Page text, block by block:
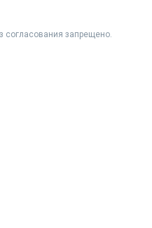
согласования запрещено.